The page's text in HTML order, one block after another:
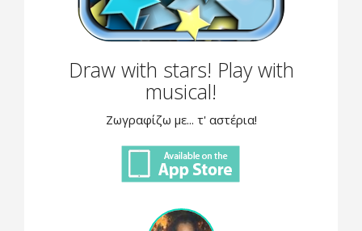
Draw with stars! Play with
musical!
Ζωγραφίζω με... τ' αστέρια!